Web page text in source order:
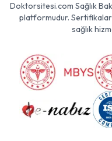
Doktorsitesi.com Sağlık
platformudur.
sağlık